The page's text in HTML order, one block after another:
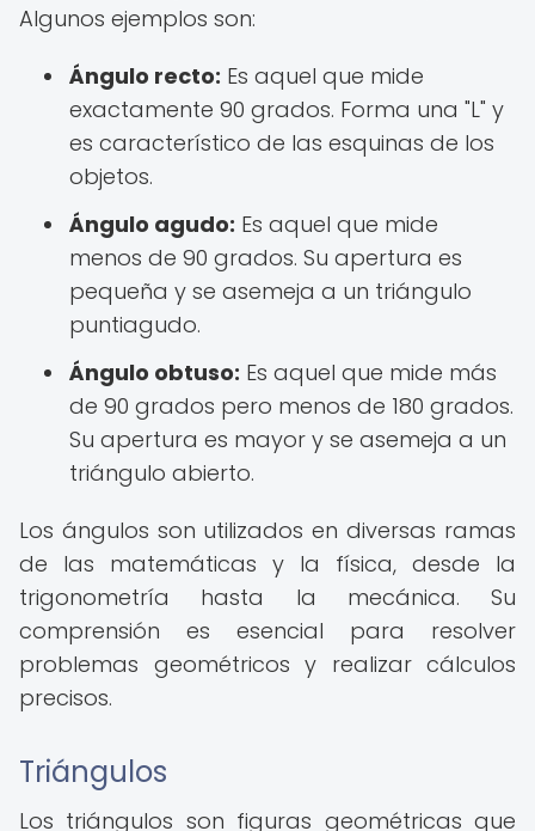
Algunos ejemplos son:
Ángulo recto: Es aquel que mide
exactamente 90 grados. Forma una "L" y
es característico de las esquinas de los
objetos.
Ángulo agudo: Es aquel que mide
menos de 90 grados. Su apertura es
pequeña y se asemeja a un triángulo
puntiagudo.
Ángulo obtuso: Es aquel que mide más
de 90 grados pero menos de 180 grados.
Su apertura es mayor y se asemeja a un
triángulo abierto.
Los ángulos son utilizados en diversas ramas
de las matemáticas y la física, desde la
trigonometría hasta la mecánica. Su
comprensión es esencial para resolver
problemas geométricos y realizar cálculos
precisos.
Triángulos
Los triángulos son figuras geométricas que